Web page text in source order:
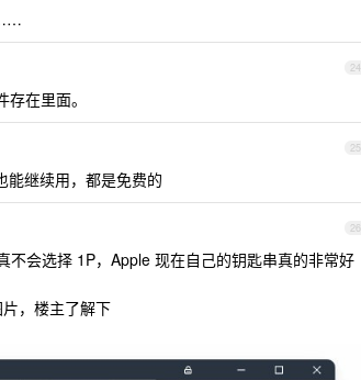
24
在里面。
25
能继续用，都是免费的
26
会选择 1P，Apple 现在自己的钥匙串真的非常好
，楼主了解下